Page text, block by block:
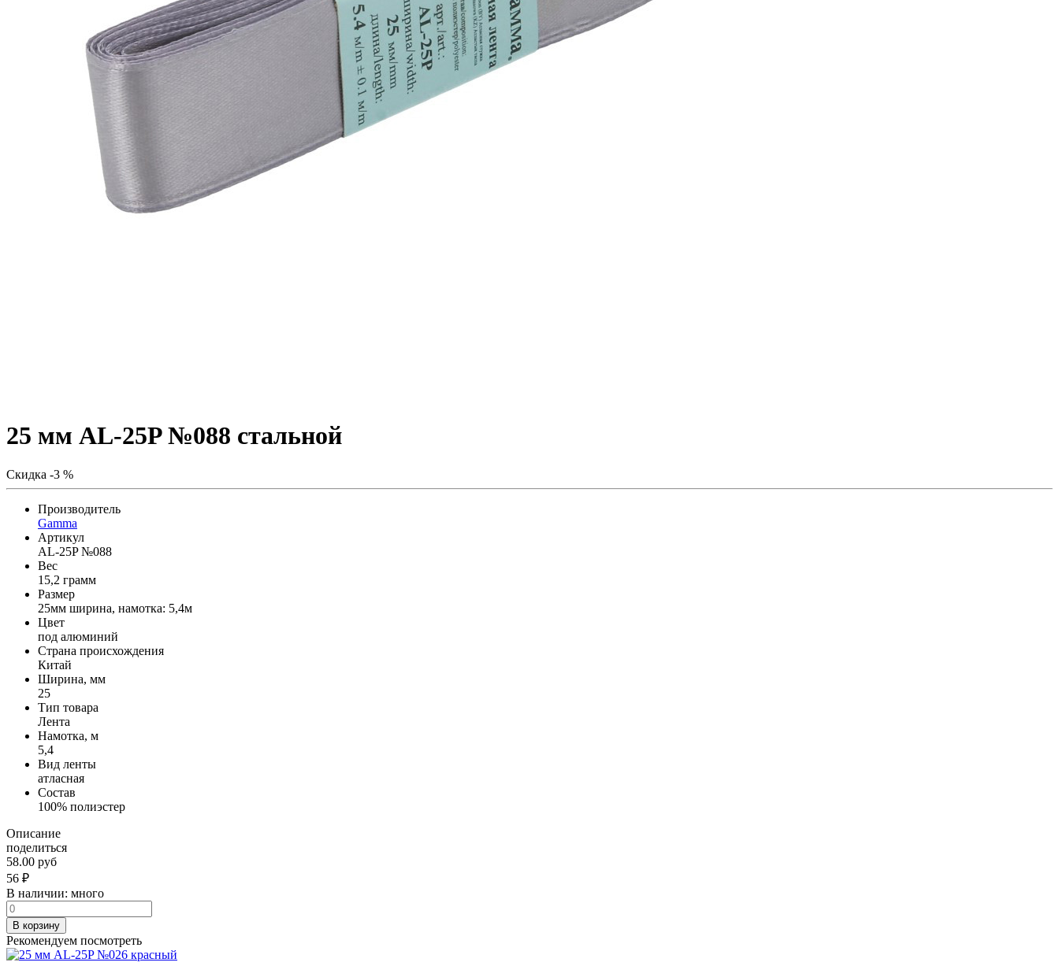
25 мм AL-25P №088 стальной
Скидка -3 %
Производитель
Gamma
Артикул
AL-25P №088
Вес
15,2 грамм
Размер
25мм ширина, намотка: 5,4м
Цвет
под алюминий
Страна происхождения
Китай
Ширина, мм
25
Тип товара
Лента
Намотка, м
5,4
Вид ленты
атласная
Состав
100% полиэстер
Описание
поделиться
58.00 руб
56 ₽
В наличии: много
В корзину
Рекомендуем посмотреть